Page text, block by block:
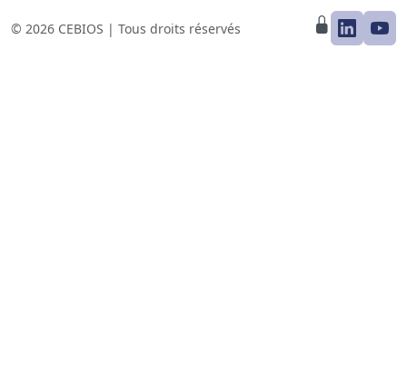
© 2026 CEBIOS | Tous droits réservés